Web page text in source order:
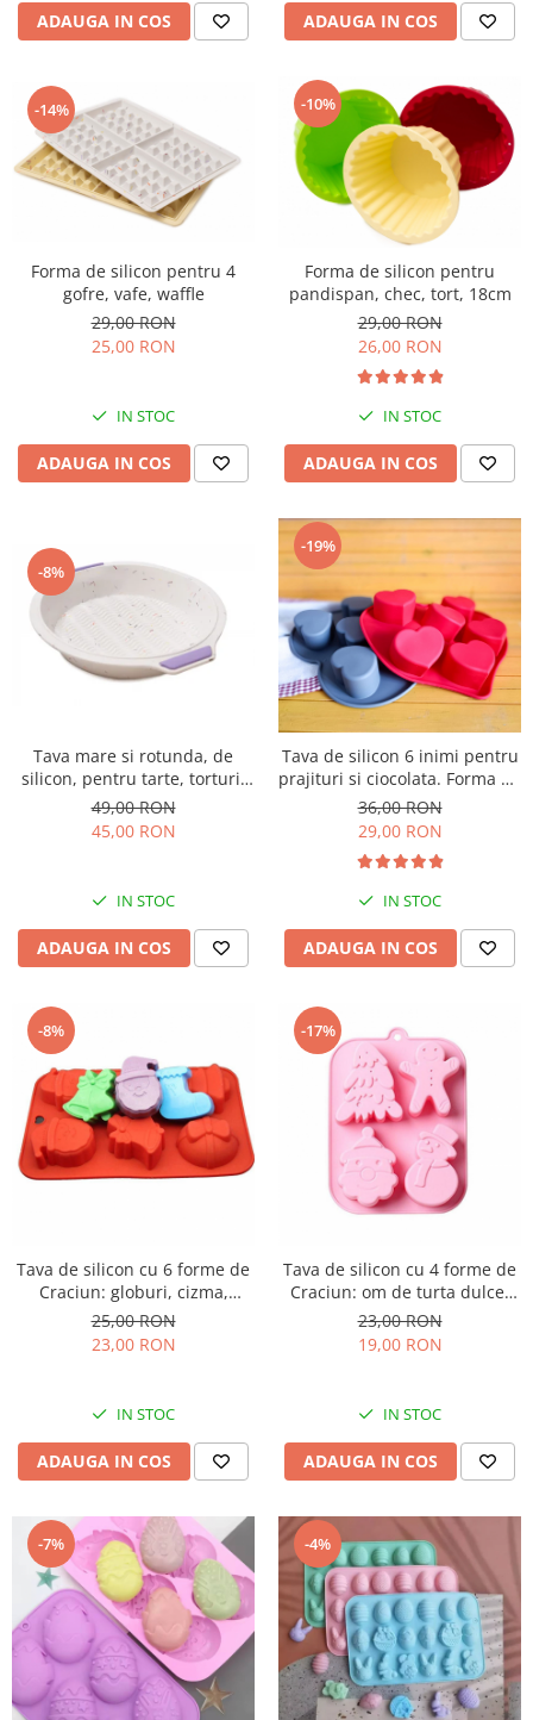
ADAUGA IN COS ADAUGA IN COS
-14%
Forma de silicon pentru 4
gofre, vafe, waffle
29,00 RON
25,00 RON
IN STOC
ADAUGA IN COS
-10%
Forma de silicon pentru
pandispan, chec, tort, 18cm
29,00 RON
26,00 RON
IN STOC
ADAUGA IN COS
-8%
Tava mare si rotunda, de
silicon, pentru tarte, torturi,
prajituri, chec, 29cm
49,00 RON
45,00 RON
IN STOC
ADAUGA IN COS
-19%
Tava de silicon 6 inimi pentru
prajituri si ciocolata. Forma de
inima.
36,00 RON
29,00 RON
IN STOC
ADAUGA IN COS
-8%
Tava de silicon cu 6 forme de
Craciun: globuri, cizma,
clopotel si Mos Craciun
25,00 RON
23,00 RON
IN STOC
ADAUGA IN COS
-17%
Tava de silicon cu 4 forme de
Craciun: om de turta dulce,
brad, Mos Craciun si om de
zapada
23,00 RON
19,00 RON
IN STOC
ADAUGA IN COS
-7% -4%